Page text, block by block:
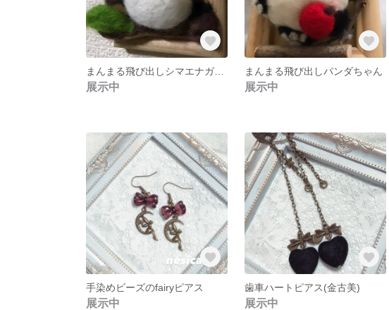
まんまる飛び出しシマエナガちゃん
展示中
まんまる飛び出しパンダちゃん
展示中
手染めビーズのfairyピアス
展示中
歯車ハートピアス(金古美)
展示中